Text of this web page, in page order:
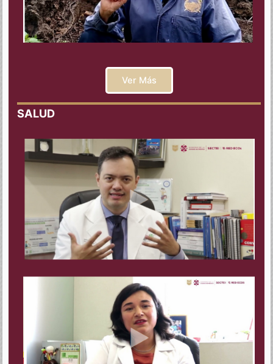
Ver Más
SALUD